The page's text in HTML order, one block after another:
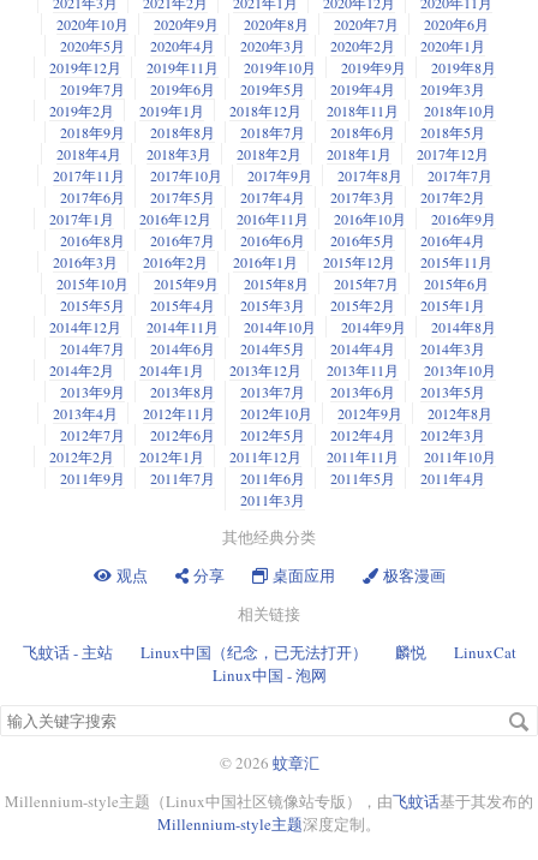
2020年10月
2020年9月 2020年8月 2020年7月
2020年6月
2020年5月
2020年4月 2020年3月 2020年2月
2020年1月
2019年12月
2019年11月 2019年10月 2019年9月
2019年8月
2019年7月
2019年6月 2019年5月 2019年4月
2019年3月
2019年2月
2019年1月 2018年12月 2018年11月
2018年10月
2018年9月
2018年8月 2018年7月 2018年6月
2018年5月
2018年4月
2018年3月 2018年2月 2018年1月
2017年12月
2017年11月
2017年10月 2017年9月 2017年8月
2017年7月
2017年6月
2017年5月 2017年4月 2017年3月
2017年2月
2017年1月
2016年12月 2016年11月 2016年10月
2016年9月
2016年8月
2016年7月 2016年6月 2016年5月
2016年4月
2016年3月
2016年2月 2016年1月 2015年12月
2015年11月
2015年10月
2015年9月 2015年8月 2015年7月
2015年6月
2015年5月
2015年4月 2015年3月 2015年2月
2015年1月
2014年12月
2014年11月 2014年10月 2014年9月
2014年8月
2014年7月
2014年6月 2014年5月 2014年4月
2014年3月
2014年2月
2014年1月 2013年12月 2013年11月
2013年10月
2013年9月
2013年8月 2013年7月 2013年6月
2013年5月
2013年4月
2012年11月 2012年10月 2012年9月
2012年8月
2012年7月
2012年6月 2012年5月 2012年4月
2012年3月
2012年2月
2012年1月 2011年12月 2011年11月
2011年10月
2011年9月
2011年7月 2011年6月 2011年5月
2011年4月
2011年3月
其他经典分类
观点
分享 桌面应用
极客漫画
相关链接
飞蚊话 - 主站
Linux中国（纪念，已无法打开） 麟悦
LinuxCat
Linux中国 - 泡网
搜
字
© 2026 蚊章汇
Millennium-style主题（Linux中国社区镜像站专版），由飞蚊话基于其发布的
Millennium-style主题深度定制。